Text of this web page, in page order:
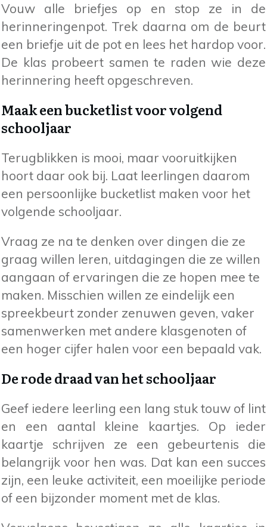
Vouw alle briefjes op en stop ze in de
herinneringenpot. Trek daarna om de beurt
een briefje uit de pot en lees het hardop voor.
De klas probeert samen te raden wie deze
herinnering heeft opgeschreven.
Maak een bucketlist voor volgend
schooljaar
Terugblikken is mooi, maar vooruitkijken
hoort daar ook bij. Laat leerlingen daarom
een persoonlijke bucketlist maken voor het
volgende schooljaar.
Vraag ze na te denken over dingen die ze
graag willen leren, uitdagingen die ze willen
aangaan of ervaringen die ze hopen mee te
maken. Misschien willen ze eindelijk een
spreekbeurt zonder zenuwen geven, vaker
samenwerken met andere klasgenoten of
een hoger cijfer halen voor een bepaald vak.
De rode draad van het schooljaar
Geef iedere leerling een lang stuk touw of lint
en een aantal kleine kaartjes. Op ieder
kaartje schrijven ze een gebeurtenis die
belangrijk voor hen was. Dat kan een succes
zijn, een leuke activiteit, een moeilijke periode
of een bijzonder moment met de klas.